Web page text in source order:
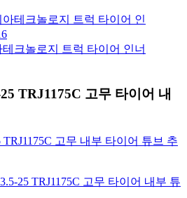
테크놀로지 트럭 타이어 인너
TRJ1175C 고무 타이어 내